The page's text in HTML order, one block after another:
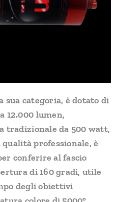
sua categoria, è dotato di
12.000 lumen,
tradizionale da 500 watt,
professionale, è
conferire al fascio
di 160 gradi, utile
degli obiettivi